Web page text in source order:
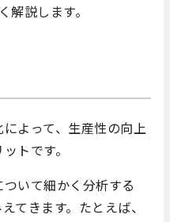
解説します。
よって、生産性の向上
トです。
いて細かく分析する
てきます。たとえば、